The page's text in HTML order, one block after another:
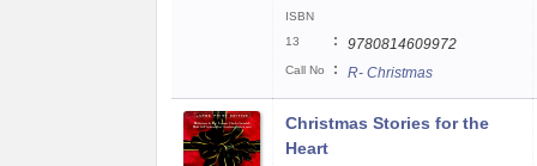
ISBN
13
: 9780814609972
Call No : R- Christmas
Christmas Stories for the
Heart